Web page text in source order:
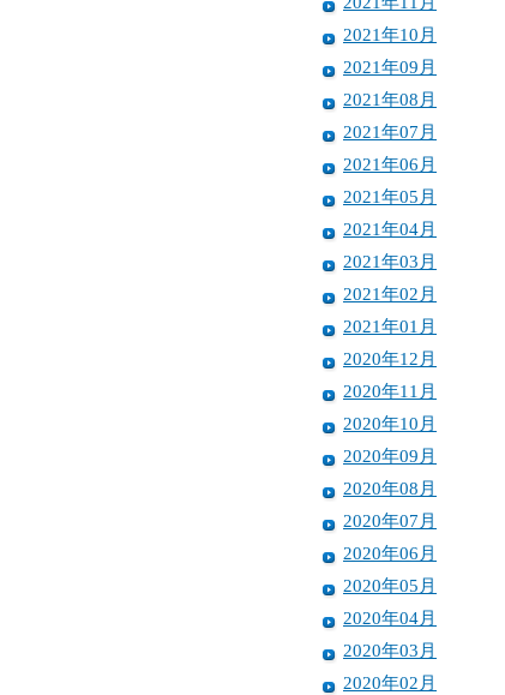
2021年10月
2021年09月
2021年08月
2021年07月
2021年06月
2021年05月
2021年04月
2021年03月
2021年02月
2021年01月
2020年12月
2020年11月
2020年10月
2020年09月
2020年08月
2020年07月
2020年06月
2020年05月
2020年04月
2020年03月
2020年02月